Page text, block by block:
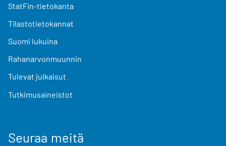
StatFin-tietokanta
Tilastotietokannat
Suomi lukuina
Rahanarvonmuunnin
Tulevat julkaisut
Tutkimusaineistot
Seuraa meitä